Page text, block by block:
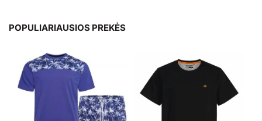
POPULIARIAUSIOS PREKĖS